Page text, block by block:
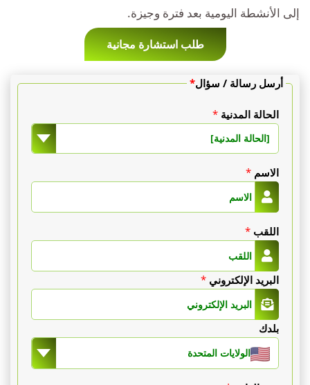
إلى الأنشطة اليومية بعد فترة وجيزة.
طلب استشارة مجانية
أرسل رسالة / سؤال*
الحالة المدنية*
[الحالة المدنية]
الاسم*
اللقب*
البريد الإلكتروني*
بلدك
الولايات المتحدة